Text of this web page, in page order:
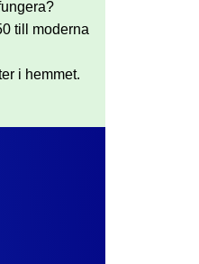
till moderna
i hemmet.